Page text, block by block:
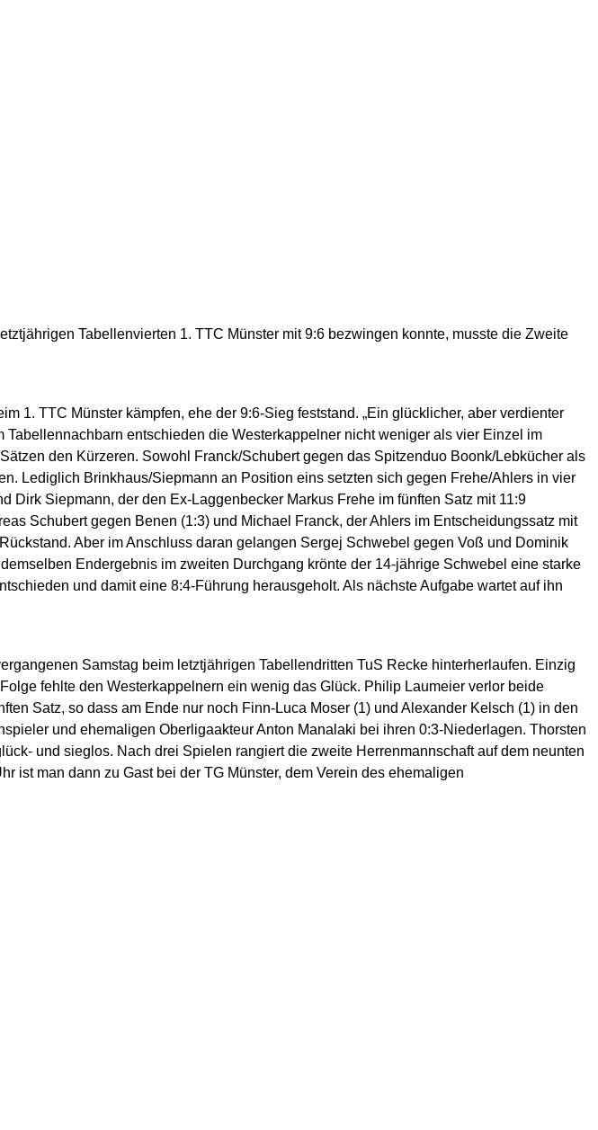
Tabellenvierten 1. TTC Münster mit 9:6 bezwingen konnte, musste die Zweite
1. TTC Münster kämpfen, ehe der 9:6-Sieg feststand. „Ein glücklicher, aber verdienter
entschieden die Westerkappelner nicht weniger als vier Einzel im
den Kürzeren. Sowohl Franck/Schubert gegen das Spitzenduo Boonk/Lebkücher als
Lediglich Brinkhaus/Siepmann an Position eins setzten sich gegen Frehe/Ahlers in vier
Dirk Siepmann, der den Ex-Laggenbecker Markus Frehe im fünften Satz mit 11:9
Schubert gegen Benen (1:3) und Michael Franck, der Ahlers im Entscheidungssatz mit
Aber im Anschluss daran gelangen Sergej Schwebel gegen Voß und Dominik
Endergebnis im zweiten Durchgang krönte der 14-jährige Schwebel eine starke
und damit eine 8:4-Führung herausgeholt. Als nächste Aufgabe wartet auf ihn
Samstag beim letztjährigen Tabellendritten TuS Recke hinterherlaufen. Einzig
fehlte den Westerkappelnern ein wenig das Glück. Philip Laumeier verlor beide
Satz, so dass am Ende nur noch Finn-Luca Moser (1) und Alexander Kelsch (1) in den
und ehemaligen Oberligaakteur Anton Manalaki bei ihren 0:3-Niederlagen. Thorsten
und sieglos. Nach drei Spielen rangiert die zweite Herrenmannschaft auf dem neunten
ist man dann zu Gast bei der TG Münster, dem Verein des ehemaligen